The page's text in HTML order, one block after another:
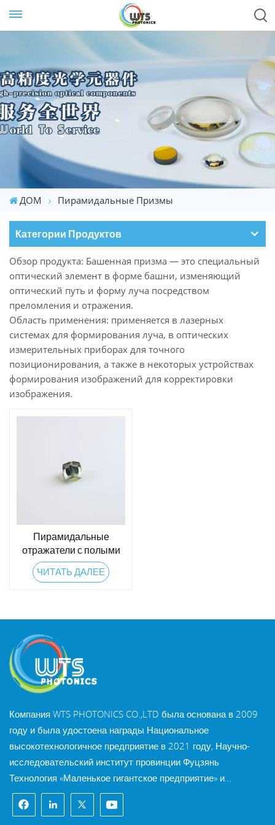
ДОМ Пирамидальные Призмы
Категории Продуктов
Обзор продукта: Башенная призма — это специальный
оптический элемент в форме башни, изменяющий
оптический путь и форму луча посредством
преломления и отражения.
Область применения: применяется в лазерных
системах для формирования луча, в оптических
измерительных приборах для точного
позиционирования, а также в некоторых устройствах
формирования изображений для корректировки
изображения.
Пирамидальные
отражатели с полыми
углами и
индивидуальным
ЧИТАТЬ ДАЛЕЕ
Компания WTS PHOTONICS CO.,LTD была основана в 2009
году и была удостоена награды Национальное
высокотехнологичное предприятие в 2021 году, Научно-
исследовательский институт провинции Фуцзянь
Технология «Маленькое гигантское предприятие» и
профессия провинции Фуцзянь Предприятие Precision-
Specialization-Innovation в 2022 году. WTS находится в